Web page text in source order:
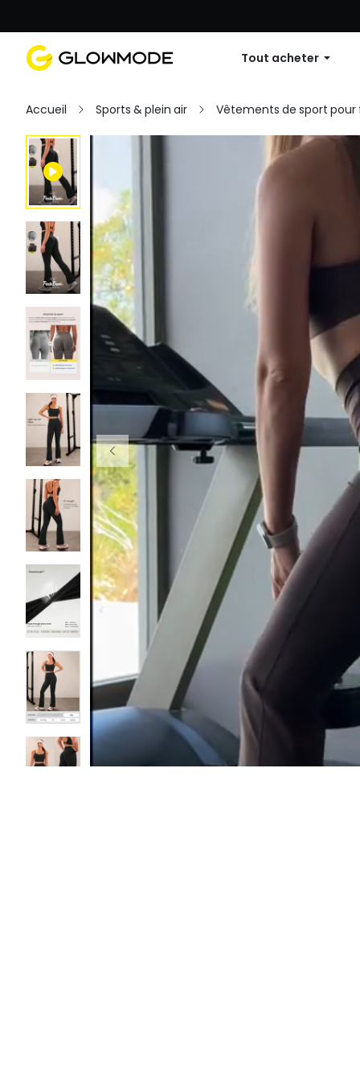
Tout acheter
Accueil Sports & plein air Vêtements de sport